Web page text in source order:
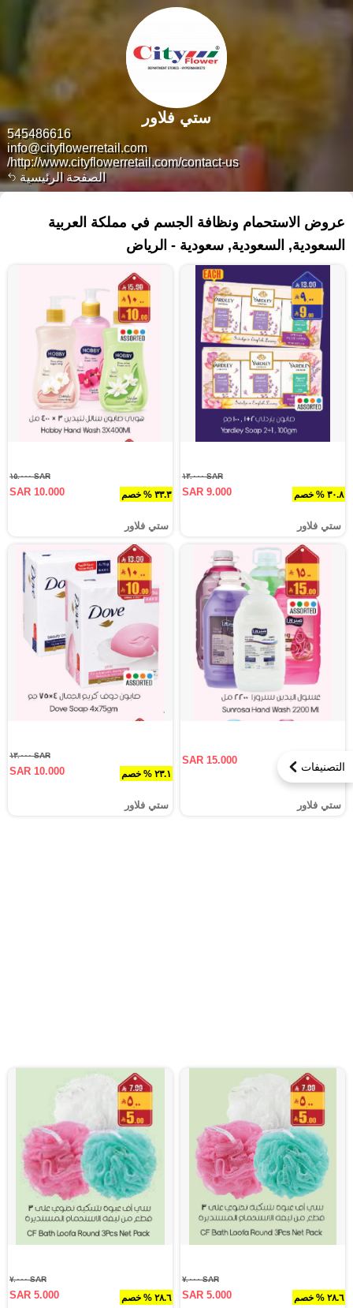
الصفحة الرئيسية
545486616
info@cityflowerretail.com
http://www.cityflowerretail.com/contact-us/
ستي فلاور
التصنيفات
عروض الاستحمام ونظافة الجسم في مملكة العربية
السعودية, السعودية, سعودية - الرياض
٣٠.٨ % خصم
SAR ١٣.٠٠٠
SAR 9.000
ستي فلاور
٣٣.٣ % خصم
SAR ١٥.٠٠٠
SAR 10.000
ستي فلاور
SAR 15.000
ستي فلاور
٢٣.١ % خصم
SAR ١٣.٠٠٠
SAR 10.000
ستي فلاور
٢٨.٦ % خصم
SAR ٧.٠٠٠
SAR 5.000 ٢٨.٦ % خصم
SAR ٧.٠٠٠
SAR 5.000